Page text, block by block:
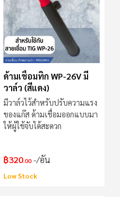
ด้ามเชื่อมทิก WP-26V มี
วาล์ว (สีแดง)
มีวาล์วไว้สำหรับปรับความแรง
ของแก๊ส ด้ามเชื่อมออกแบบมา
ให้ผู้ใช้จับได้สะดวก
฿320.00 /อัน
Low Stock